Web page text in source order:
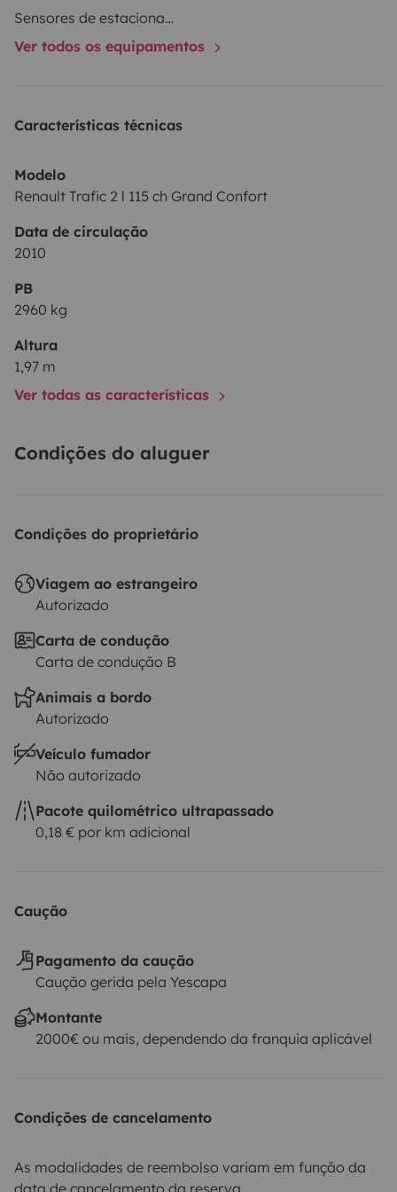
grise de 16 litres).
Possibilité de récupérer et laisser le van sur Clermont
(en fonction des dates et durées de location).
Sensores de estacionamento
Ver todos os equipamentos
Características técnicas
Modelo
Renault Trafic 2 l 115 ch Grand Confort
Data de circulação
2010
PB
2960 kg
Altura
1,97 m
Ver todas as características
Condições do aluguer
Condições do proprietário
Viagem ao estrangeiro
Autorizado
Carta de condução
Carta de condução B
Animais a bordo
Autorizado
Veículo fumador
Não autorizado
Pacote quilométrico ultrapassado
0,18 € por km adicional
Caução
Pagamento da caução
Caução gerida pela Yescapa
Montante
2000€ ou mais, dependendo da franquia aplicável
Condições de cancelamento
As modalidades de reembolso variam em função da
data de cancelamento da reserva.